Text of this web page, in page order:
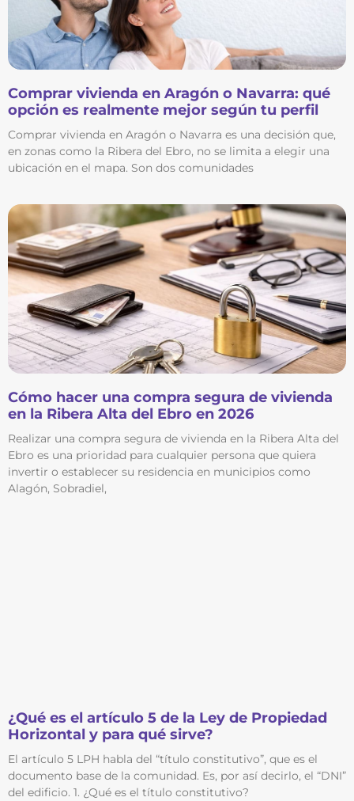
Comprar vivienda en Aragón o Navarra: qué
opción es realmente mejor según tu perfil
Comprar vivienda en Aragón o Navarra es una decisión que,
en zonas como la Ribera del Ebro, no se limita a elegir una
ubicación en el mapa. Son dos comunidades
Cómo hacer una compra segura de vivienda
en la Ribera Alta del Ebro en 2026
Realizar una compra segura de vivienda en la Ribera Alta del
Ebro es una prioridad para cualquier persona que quiera
invertir o establecer su residencia en municipios como
Alagón, Sobradiel,
¿Qué es el artículo 5 de la Ley de Propiedad
Horizontal y para qué sirve?
El artículo 5 LPH habla del “título constitutivo”, que es el
documento base de la comunidad. Es, por así decirlo, el “DNI”
del edificio. 1. ¿Qué es el título constitutivo?